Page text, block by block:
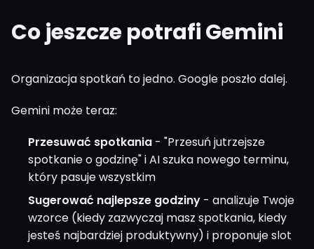
Co jeszcze potrafi Gemini
Organizacja spotkań to jedno. Google poszło dalej.
Gemini może teraz:
Przesuwać spotkania - "Przesuń jutrzejsze
spotkanie o godzinę" i AI szuka nowego terminu,
który pasuje wszystkim
Sugerować najlepsze godziny - analizuje Twoje
wzorce (kiedy zazwyczaj masz spotkania, kiedy
jesteś najbardziej produktywny) i proponuje slot